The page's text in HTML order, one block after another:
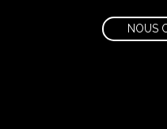
NOUS